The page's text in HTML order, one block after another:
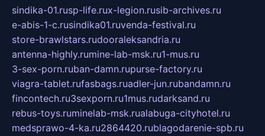
sindika-01.rusp-life.rux-legion.rusib-archives.ru
e-abis-1-c.rusindika01.ruvenda-festival.ru
store-brawlstars.rudooraleksandria.ru
antenna-highly.rumine-lab-msk.ru1-mus.ru
3-sex-porn.ruban-damn.rupurse-factory.ru
viagra-tablet.rufasbags.ruadler-jun.rubandamn.ru
fincontech.ru3sexporn.ru1mus.rudarksand.ru
rebus-toys.ruminelab-msk.rualabuga-cityhotel.ru
medsprawo-4-ka.ru2864420.rublagodarenie-spb.ru